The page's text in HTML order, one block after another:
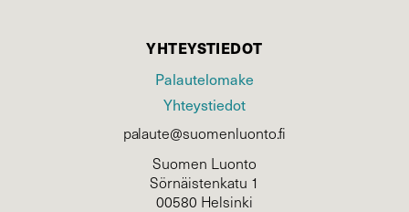
YHTEYSTIEDOT
Palautelomake
Yhteystiedot
palaute@suomenluonto.fi
Suomen Luonto
Sörnäistenkatu 1
00580 Helsinki